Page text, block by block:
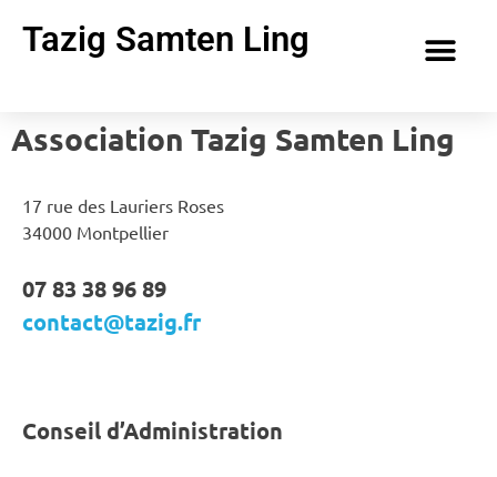
Tazig Samten Ling
Association Tazig Samten Ling
17 rue des Lauriers Roses
34000 Montpellier
07 83 38 96 89
contact@tazig.fr
Conseil d’Administration